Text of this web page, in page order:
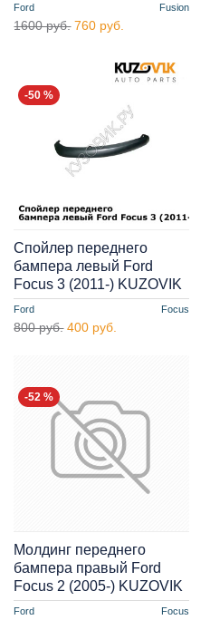
Ford Fusion
1600 руб. 760 руб.
-50 %
Ford Focus
Спойлер переднего
бампера левый Ford
Focus 3 (2011-) KUZOVIK
800 руб. 400 руб.
-52 %
Ford Focus
Молдинг переднего
бампера правый Ford
Focus 2 (2005-) KUZOVIK